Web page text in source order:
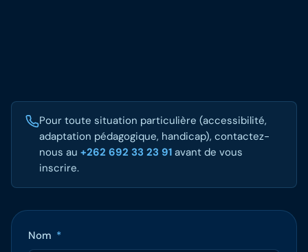
Pour toute situation particulière (accessibilité,
adaptation pédagogique, handicap), contactez-
nous au +262 692 33 23 91 avant de vous
inscrire.
Nom *